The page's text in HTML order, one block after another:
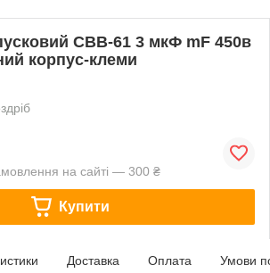
CBB-61 3 мкФ mF 450в
корпус-клеми
на сайті — 300 ₴
Купити
Доставка Оплата Умови